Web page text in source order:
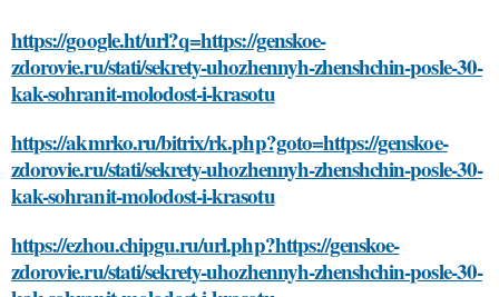
https://google.ht/url?q=https://genskoe-
zdorovie.ru/stati/sekrety-uhozhennyh-zhenshchin-posle-30-
kak-sohranit-molodost-i-krasotu
https://akmrko.ru/bitrix/rk.php?goto=https://genskoe-
zdorovie.ru/stati/sekrety-uhozhennyh-zhenshchin-posle-30-
kak-sohranit-molodost-i-krasotu
https://ezhou.chipgu.ru/url.php?https://genskoe-
zdorovie.ru/stati/sekrety-uhozhennyh-zhenshchin-posle-30-